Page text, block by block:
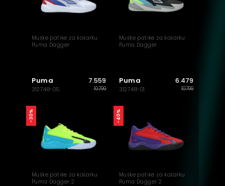
Muške patike za košarku
Puma Dagger
Muške patike za košarku
Puma Dagger
Puma
312748-05
7.559
10.799
Muške patike za košarku
Puma Dagger 2
-30%
Puma
312748-01
6.479
10.799
Muške patike za košarku
Puma Dagger 2
-40%